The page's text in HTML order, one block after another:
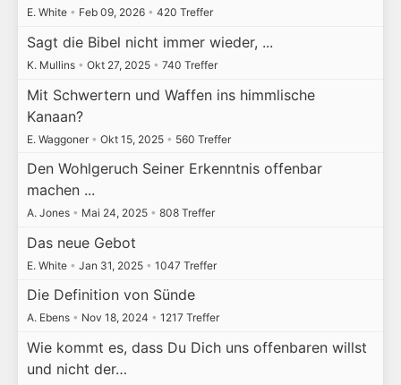
E. White • Feb 09, 2026 • 420 Treffer
Sagt die Bibel nicht immer wieder, ...
K. Mullins • Okt 27, 2025 • 740 Treffer
Mit Schwertern und Waffen ins himmlische
Kanaan?
E. Waggoner • Okt 15, 2025 • 560 Treffer
Den Wohlgeruch Seiner Erkenntnis offenbar
machen ...
A. Jones • Mai 24, 2025 • 808 Treffer
Das neue Gebot
E. White • Jan 31, 2025 • 1047 Treffer
Die Definition von Sünde
A. Ebens • Nov 18, 2024 • 1217 Treffer
Wie kommt es, dass Du Dich uns offenbaren willst
und nicht der…